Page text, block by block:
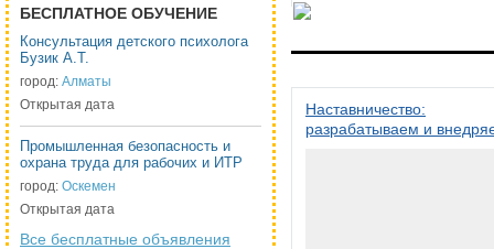
БЕСПЛАТНОЕ ОБУЧЕНИЕ
Консультация детского психолога
Бузик А.Т.
город: Алматы
Открытая дата
Промышленная безопасность и
охрана труда для рабочих и ИТР
город: Оскемен
Открытая дата
Все бесплатные объявления
Наставничество:
разрабатываем и